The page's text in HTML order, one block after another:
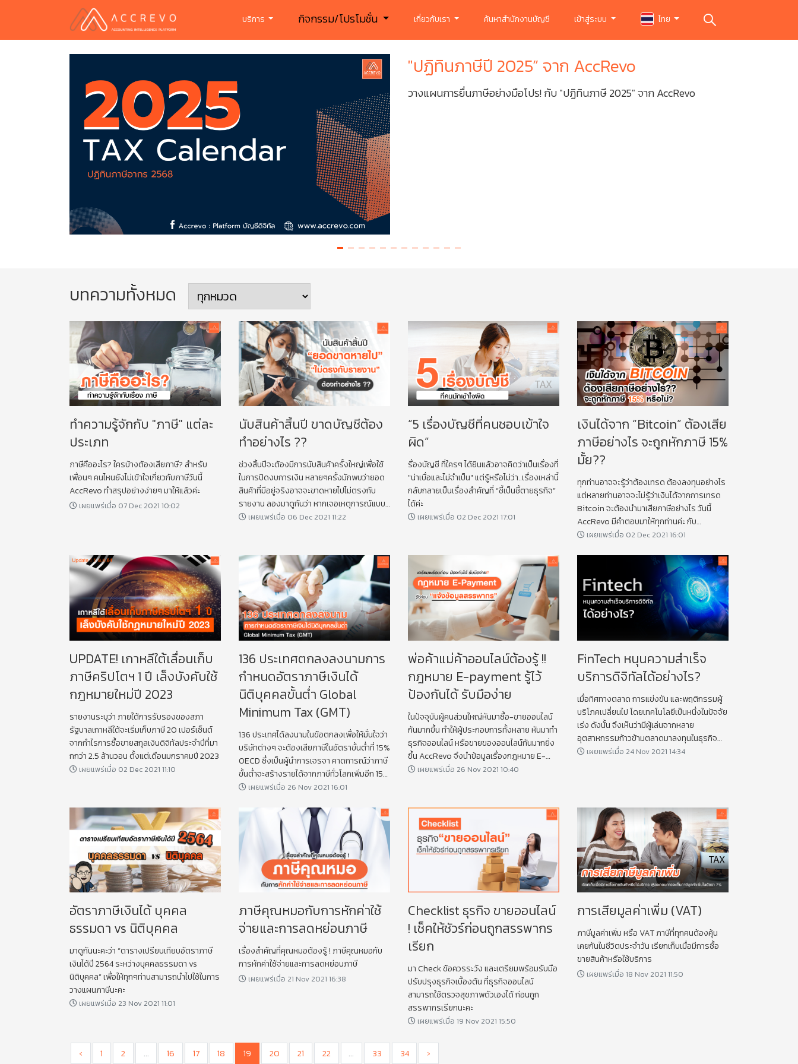
บริการ กิจกรรม/โปรโมชั่น เกี่ยวกับเรา ค้นหาสำนักงานบัญชี เข้าสู่ระบบ ไทย
"ปฏิทินภาษีปี 2025” จาก AccRevo
วางแผนการยื่นภาษีอย่างมือโปร! กับ "ปฏิทินภาษี 2025" จาก AccRevo
บทความทั้งหมด
ทำความรู้จักกับ "ภาษี" แต่ละ
ประเภท
ภาษีคืออะไร? ใครบ้างต้องเสียภาษี? สำหรับ
เพื่อนๆ คนไหนยังไม่เข้าใจเกี่ยวกับภาษีวันนี้
AccRevo ทำสรุปอย่างง่ายๆ มาให้แล้วค่ะ
เผยแพร่เมื่อ 07 Dec 2021 10:02
นับสินค้าสิ้นปี ขาดบัญชีต้อง
ทำอย่างไร ??
ช่วงสิ้นปีจะต้องมีการนับสินค้าครั้งใหญ่เพื่อใช้
ในการปิดงบการเงิน หลายๆครั้งมักพบว่ายอด
สินค้าที่มีอยู่จริงอาจจะขาดหายไปไม่ตรงกับ
รายงาน ลองมาดูกันว่า หากเจอเหตุการณ์แบบนี้
ต้องทำอย่างไรบ้างนะคะ
เผยแพร่เมื่อ 06 Dec 2021 11:22
“5 เรื่องบัญชีที่คนชอบเข้าใจ
ผิด”
รื่องบัญชี ที่ใครๆ ได้ยินแล้วอาจคิดว่าเป็นเรื่องที่
"น่าเบื่อและไม่จำเป็น" แต่รู้หรือไม่ว่า..เรื่องเหล่านี้
กลับกลายเป็นเรื่องสำคัญที่ “ชี้เป็นชี้ตายธุรกิจ”
ได้ค่ะ
เผยแพร่เมื่อ 02 Dec 2021 17:01
เงินได้จาก “Bitcoin” ต้องเสีย
ภาษีอย่างไร จะถูกหักภาษี 15%
มั้ย??
ทุกท่านอาจจะรู้ว่าต้องเทรด ต้องลงทุนอย่างไร
แต่หลายท่านอาจจะไม่รู้ว่าเงินได้จากการเทรด
Bitcoin จะต้องนำมาเสียภาษีอย่างไร วันนี้
AccRevo มีคำตอบมาให้ทุกท่านค่ะ กับ
Content เรื่อง “เงินได้จาก Bitcoin เสียภาษี
เผยแพร่เมื่อ 02 Dec 2021 16:01
UPDATE! เกาหลีใต้เลื่อนเก็บ
ภาษีคริปโตฯ 1 ปี เล็งบังคับใช้
กฎหมายใหม่ปี 2023
รายงานระบุว่า ภายใต้การรับรองของสภา
รัฐบาลเกาหลีใต้จะเริ่มเก็บภาษี 20 เปอร์เซ็นต์
จากกำไรการซื้อขายสกุลเงินดิจิทัลประจำปีที่มา
กกว่า 2.5 ล้านวอน ตั้งแต่เดือนมกราคมปี 2023
เผยแพร่เมื่อ 02 Dec 2021 11:10
136 ประเทศตกลงลงนามการ
กำหนดอัตราภาษีเงินได้
นิติบุคคลขั้นต่ำ Global
Minimum Tax (GMT)
136 ประเทศได้ลงนามในข้อตกลงเพื่อให้มั่นใจว่า
บริษัทต่างๆ จะต้องเสียภาษีในอัตราขั้นต่ำที่ 15%
OECD ซึ่งเป็นผู้นำการเจรจา คาดการณ์ว่าภาษี
ขั้นต่ำจะสร้างรายได้จากภาษีทั่วโลกเพิ่มอีก 150
พันล้านดอลลาร์ต่อปี
เผยแพร่เมื่อ 26 Nov 2021 16:01
พ่อค้าแม่ค้าออนไลน์ต้องรู้ !!
กฎหมาย E-payment รู้ไว้
ป้องกันได้ รับมือง่าย
ในปัจจุบันผู้คนส่วนใหญ่หันมาซื้อ-ขายออนไลน์
กันมากขึ้น ทำให้ผู้ประกอบการทั้งหลาย หันมาทำ
ธุรกิจออนไลน์ หรือขายของออนไลน์กันมากยิ่ง
ขึ้น AccRevo จึงนำข้อมูลเรื่องกฎหมาย E-
payment กลับมาเผยแพร่ให้ทุกท่านทราบกันอีก
เผยแพร่เมื่อ 26 Nov 2021 10:40
FinTech หนุนความสำเร็จ
บริการดิจิทัลได้อย่างไร?
เมื่อทิศทางตลาด การแข่งขัน และพฤติกรรมผู้
บริโภคเปลี่ยนไป โดยเทคโนโลยีเป็นหนึ่งในปัจจัย
เร่ง ดังนั้น จึงเห็นว่ามีผู้เล่นจากหลาย
อุตสาหกรรมก้าวข้ามตลาดมาลงทุนในธุรกิจ
เทคโนโลยีใหม่ ๆ เพื่อเสริมศักยภาพธุรกิจเดิม
เผยแพร่เมื่อ 24 Nov 2021 14:34
อัตราภาษีเงินได้ บุคคล
ธรรมดา vs นิติบุคคล
มาดูกันนะคะว่า “ตารางเปรียบเทียบอัตราภาษี
เงินได้ปี 2564 ระหว่างบุคคลธรรมดา vs
นิติบุคคล” เพื่อให้ทุกๆท่านสามารถนำไปใช้ในการ
วางแผนภาษีนะคะ
เผยแพร่เมื่อ 23 Nov 2021 11:01
ภาษีคุณหมอกับการหักค่าใช้
จ่ายและการลดหย่อนภาษี
เรื่องสำคัญที่คุณหมอต้องรู้ ! ภาษีคุณหมอกับ
การหักค่าใช้จ่ายและการลดหย่อนภาษี
เผยแพร่เมื่อ 21 Nov 2021 16:38
Checklist ธุรกิจ ขายออนไลน์
! เช็คให้ชัวร์ก่อนถูกสรรพากร
เรียก
มา Check ข้อควรระวัง และเตรียมพร้อมรับมือ
ปรับปรุงธุรกิจเบื้องต้น ที่ธุรกิจออนไลน์
สามารถใช้ตรวจสุขภาพตัวเองได้ ก่อนถูก
สรรพากรเรียกนะคะ
เผยแพร่เมื่อ 19 Nov 2021 15:50
การเสียมูลค่าเพิ่ม (VAT)
ภาษีมูลค่าเพิ่ม หรือ VAT ภาษีที่ทุกคนต้องคุ้น
เคยกันในชีวิตประจำวัน เรียกเก็บเมื่อมีการซื้อ
ขายสินค้าหรือใช้บริการ
เผยแพร่เมื่อ 18 Nov 2021 11:50
‹ 1 2 ... 16 17 18 19 20 21 22 ... 33 34 ›